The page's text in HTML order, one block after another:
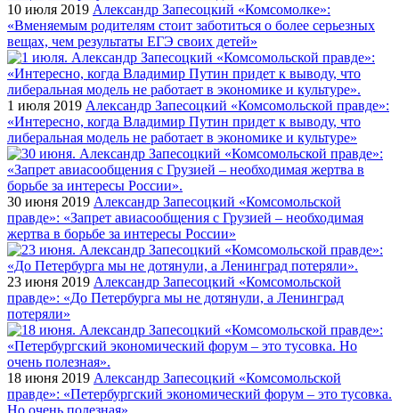
10 июля 2019 Александр Запесоцкий «Комсомолке»:
«Вменяемым родителям стоит заботиться о более серьезных
вещах, чем результаты ЕГЭ своих детей»
1 июля 2019 Александр Запесоцкий «Комсомольской правде»:
«Интересно, когда Владимир Путин придет к выводу, что
либеральная модель не работает в экономике и культуре»
30 июня 2019 Александр Запесоцкий «Комсомольской
правде»: «Запрет авиасообщения с Грузией – необходимая
жертва в борьбе за интересы России»
23 июня 2019 Александр Запесоцкий «Комсомольской
правде»: «До Петербурга мы не дотянули, а Ленинград
потеряли»
18 июня 2019 Александр Запесоцкий «Комсомольской
правде»: «Петербургский экономический форум – это тусовка.
Но очень полезная»